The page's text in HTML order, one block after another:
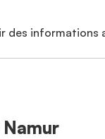
informations
Namur